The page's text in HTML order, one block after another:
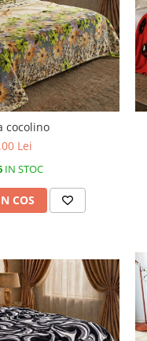
cocolino
Lei
IN STOC
COS